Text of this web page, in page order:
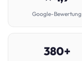
Google-Bewertung
380+